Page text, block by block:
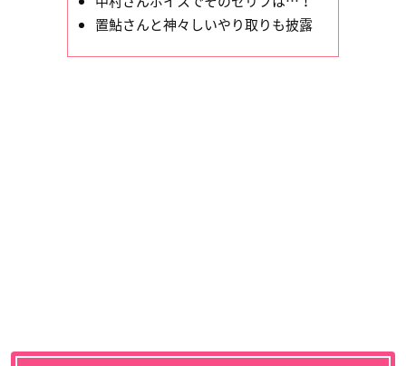
置鮎さんと神々しいやり取りも披露